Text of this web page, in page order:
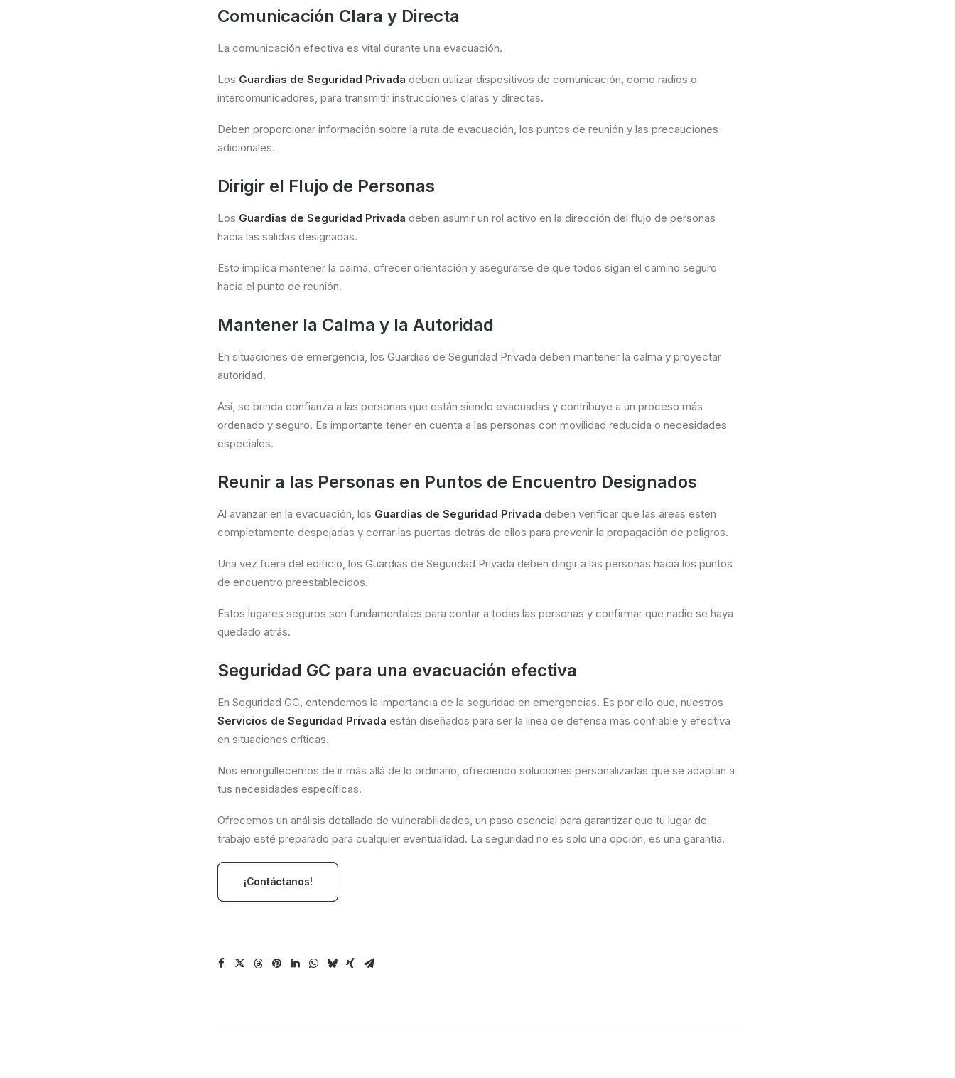
Comunicación Clara y Directa
La comunicación efectiva es vital durante una evacuación.
Los Guardias de Seguridad Privada deben utilizar dispositivos de comunicación, como radios o
intercomunicadores, para transmitir instrucciones claras y directas.
Deben proporcionar información sobre la ruta de evacuación, los puntos de reunión y las precauciones
adicionales.
Dirigir el Flujo de Personas
Los Guardias de Seguridad Privada deben asumir un rol activo en la dirección del flujo de personas
hacia las salidas designadas.
Esto implica mantener la calma, ofrecer orientación y asegurarse de que todos sigan el camino seguro
hacia el punto de reunión.
Mantener la Calma y la Autoridad
En situaciones de emergencia, los Guardias de Seguridad Privada deben mantener la calma y proyectar
autoridad.
Así, se brinda confianza a las personas que están siendo evacuadas y contribuye a un proceso más
ordenado y seguro. Es importante tener en cuenta a las personas con movilidad reducida o necesidades
especiales.
Reunir a las Personas en Puntos de Encuentro Designados
Al avanzar en la evacuación, los Guardias de Seguridad Privada deben verificar que las áreas estén
completamente despejadas y cerrar las puertas detrás de ellos para prevenir la propagación de peligros.
Una vez fuera del edificio, los Guardias de Seguridad Privada deben dirigir a las personas hacia los puntos
de encuentro preestablecidos.
Estos lugares seguros son fundamentales para contar a todas las personas y confirmar que nadie se haya
quedado atrás.
Seguridad GC para una evacuación efectiva
En Seguridad GC, entendemos la importancia de la seguridad en emergencias. Es por ello que, nuestros
Servicios de Seguridad Privada están diseñados para ser la línea de defensa más confiable y efectiva
en situaciones críticas.
Nos enorgullecemos de ir más allá de lo ordinario, ofreciendo soluciones personalizadas que se adaptan a
tus necesidades específicas.
Ofrecemos un análisis detallado de vulnerabilidades, un paso esencial para garantizar que tu lugar de
trabajo esté preparado para cualquier eventualidad. La seguridad no es solo una opción, es una garantía.
¡Contáctanos!